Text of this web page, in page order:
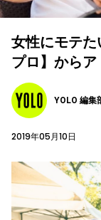
女性にモテ
プロ】からア
YOLO 編集
2019年05月10日